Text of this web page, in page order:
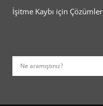
İşitme Kaybı için Çözümler
Ne aramıştınız?